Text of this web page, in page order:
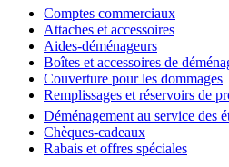
Comptes commerciaux
Attaches et accessoires
Aides-déménageurs
Boîtes et accessoires de
Couverture pour les dommages
Remplissages et réservoirs de
Déménagement au service des
Chèques-cadeaux
Rabais et offres spéciales